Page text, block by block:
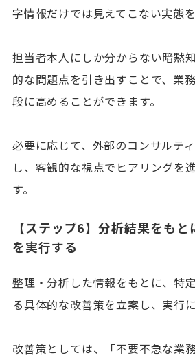
字情報だけでは見えてこない実態
担当者本人にしか分からない暗黙
的な問題点を引き出すことで、業
段に高めることができます。
必要に応じて、外部のコンサルテ
し、客観的な視点でヒアリングを
す。
【ステップ6】分析結果をも
を実行する
整理・分析した情報をもとに、特
る具体的な改善策を立案し、実行に
改善策としては、「不要不急な業